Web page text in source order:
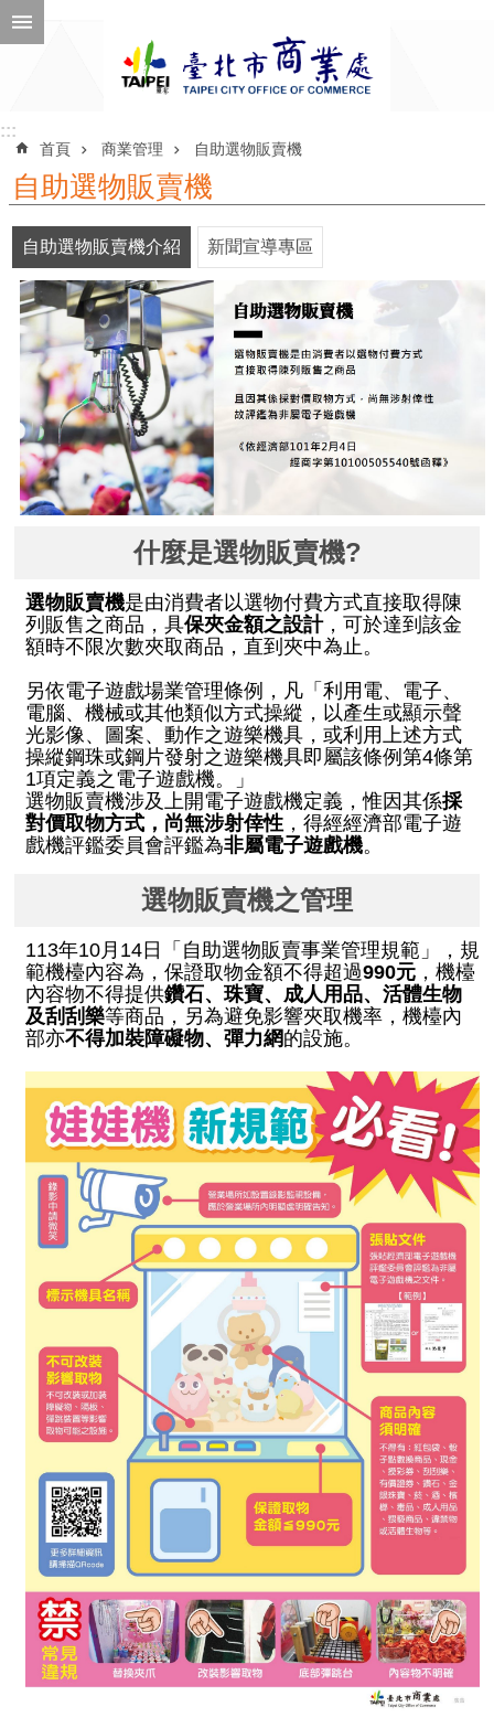
跳到主要內容區塊
公
告
訊
息
機
關
介
紹
業
線
上
服
務
公
司
及
商
服
務
商
業
商
帶
影
音
::::::
首頁 商業管理 自助選物販賣機
自助選物販賣機
自助選物販賣機介紹 新聞宣導專區
什麼是選物販賣機?
選物販賣機是由消費者以選物付費方式直接取得陳
列販售之商品，具保夾金額之設計，可於達到該金
額時不限次數夾取商品，直到夾中為止。
另依電子遊戲場業管理條例，凡「利用電、電子、
電腦、機械或其他類似方式操縱，以產生或顯示聲
光影像、圖案、動作之遊樂機具，或利用上述方式
操縱鋼珠或鋼片發射之遊樂機具即屬該條例第4條第
1項定義之電子遊戲機。」
選物販賣機涉及上開電子遊戲機定義，惟因其係採
對價取物方式，尚無涉射倖性 ，得經經濟部電子遊
戲機評鑑委員會評鑑為非屬電子遊戲機。
選物販賣機之管理
113年10月14日「自助選物販賣事業管理規範」，規
範機檯內容為，保證取物金額不得超過990元 ，機檯
內容物不得提供鑽石、珠寶、成人用品、活體生物
及刮刮樂等商品，另為避免影響夾取機率，機檯內
部亦不得加裝障礙物、彈力網的設施。